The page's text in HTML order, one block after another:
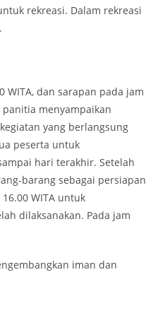
rekreasi. Dalam rekreasi
WITA, dan sarapan pada jam
panitia menyampaikan
yang berlangsung
peserta untuk
hari terakhir. Setelah
barang sebagai persiapan
WITA untuk
dilaksanakan. Pada jam
iman dan